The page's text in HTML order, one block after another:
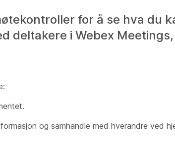
for å se hva du
deltakere i Webex Meetings,
og samhandle med hverandre ved